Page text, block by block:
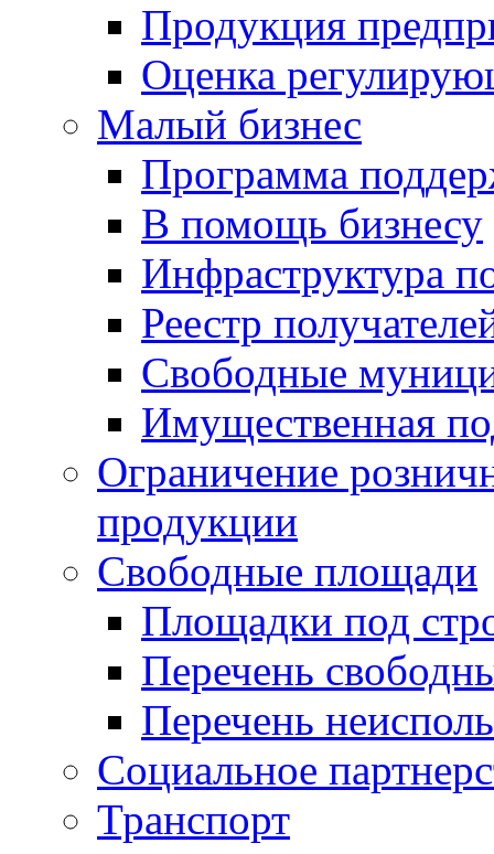
Продукция
Оценка
Малый бизнес
Программа
В помощь бизнесу
Инфраструктура
Реестр
Свободные
Имущественная
Ограничение
продукции
Свободные площади
Площадки под
Перечень
Перечень
Социальное
Транспорт